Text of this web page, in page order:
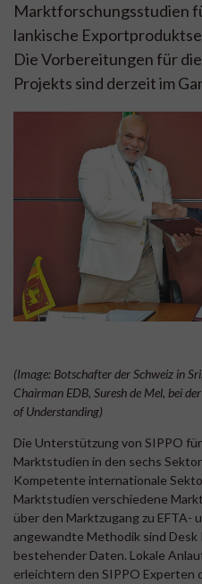
Marktforschungsstudien
lankische
Die Vorbereitungen für
Projekts sind derzeit im
(Image: Botschafter der Schweiz in
Chairman EDB, Suresh de Mel, bei
of Understanding)
Die Unterstützung von SIPPO
Marktstudien in den sechs
Kompetente internationale
Marktstudien verschiedene
über den Marktzugang zu EFTA-
angewandte Methodik sind
bestehender Daten. Lokale
erleichtern den SIPPO Experten